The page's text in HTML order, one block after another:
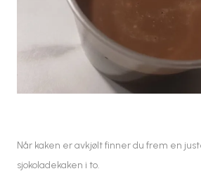
Når kaken er avkjølt finner du frem en
sjokoladekaken i to.